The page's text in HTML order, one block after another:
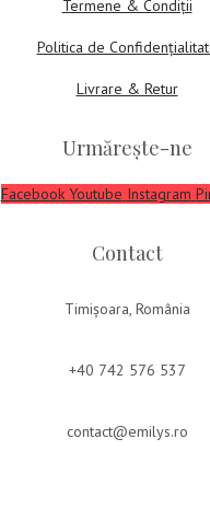
Termene & Condiții
Politica de
Livrare & Retur
Urmărește-ne
Facebook Youtube Instagram
Contact
Timișoara, România
+40 742 576 537
contact@emilys.ro